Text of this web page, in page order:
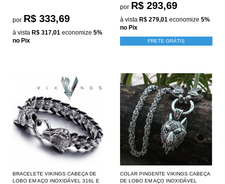
por R$ 333,69
à vista R$ 317,01 economize 5%
no Pix
por R$ 293,69
à vista R$ 279,01 economize 5%
no Pix
FRETE GRÁTIS
BRACELETE VIKINGS CABEÇA DE
LOBO EM AÇO INOXIDÁVEL 316L E
COLAR PINGENTE VIKINGS CABEÇA
DE LOBO EM AÇO INOXIDÁVEL